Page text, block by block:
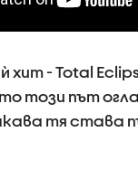
хит - Total
този път
тя става